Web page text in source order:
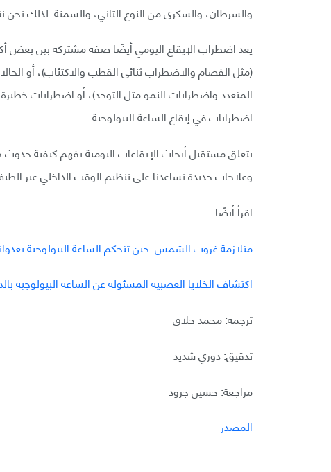
والسرطان، والسكري من النوع الثاني، والسمنة. لذلك نحن
يعد اضطراب الإيقاع اليومي أيضًا صفة مشتركة بين بعض
(مثل الفصام والاضطراب ثنائي القطب والاكتئاب)، أو
المتعدد واضطرابات النمو مثل التوحد)، أو اضطرابات
اضطرابات في إيقاع الساعة البيولوجية.
يتعلق مستقبل أبحاث الإيقاعات اليومية بفهم كيفية
وعلاجات جديدة تساعدنا على تنظيم الوقت الداخلي عبر
اقرأ أيضًا:
متلازمة غروب الشمس: حين تتحكم الساعة البيولوجية
اكتشاف الخلايا العصبية المسئولة عن الساعة البيولوجية
ترجمة: محمد حلاق
تدقيق: دوري شديد
مراجعة: حسين جرود
المصدر